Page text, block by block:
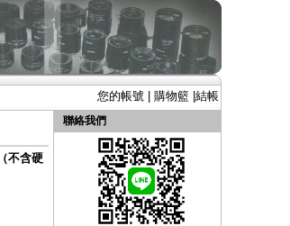
您的帳號| 購物籃| 結帳
不含硬
聯絡我們